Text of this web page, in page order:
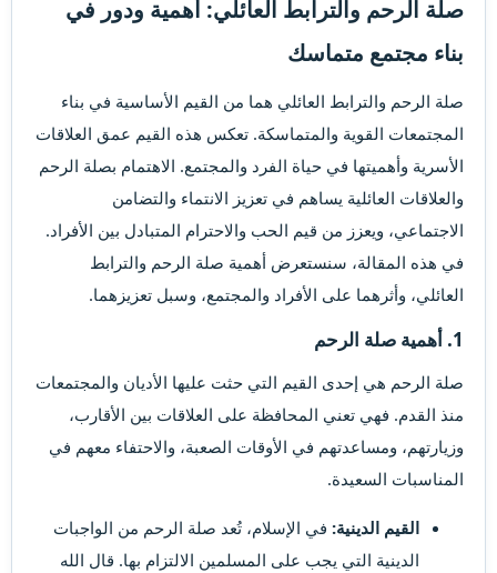
صلة الرحم والترابط العائلي: أهمية ودور في
بناء مجتمع متماسك​
صلة الرحم والترابط العائلي هما من القيم الأساسية في بناء
المجتمعات القوية والمتماسكة. تعكس هذه القيم عمق العلاقات
الأسرية وأهميتها في حياة الفرد والمجتمع. الاهتمام بصلة الرحم
والعلاقات العائلية يساهم في تعزيز الانتماء والتضامن
الاجتماعي، ويعزز من قيم الحب والاحترام المتبادل بين الأفراد.
في هذه المقالة، سنستعرض أهمية صلة الرحم والترابط
العائلي، وأثرهما على الأفراد والمجتمع، وسبل تعزيزهما.
1. أهمية صلة الرحم
صلة الرحم هي إحدى القيم التي حثت عليها الأديان والمجتمعات
منذ القدم. فهي تعني المحافظة على العلاقات بين الأقارب،
وزيارتهم، ومساعدتهم في الأوقات الصعبة، والاحتفاء معهم في
المناسبات السعيدة.
القيم الدينية: في الإسلام، تُعد صلة الرحم من الواجبات
الدينية التي يجب على المسلمين الالتزام بها. قال الله